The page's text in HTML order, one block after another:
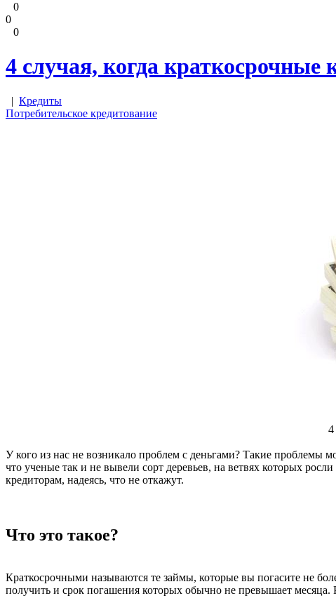
0
0
0
4 случая, когда
| Кредиты
Потребительское кредитование
4
У кого из нас не возникало проблем с деньгами? Такие проблемы
что ученые так и не вывели сорт деревьев, на ветвях которых
кредиторам, надеясь, что не откажут.
Что это такое?
Краткосрочными называются те займы, которые вы погасите не
получить и срок погашения которых обычно не превышает месяца.